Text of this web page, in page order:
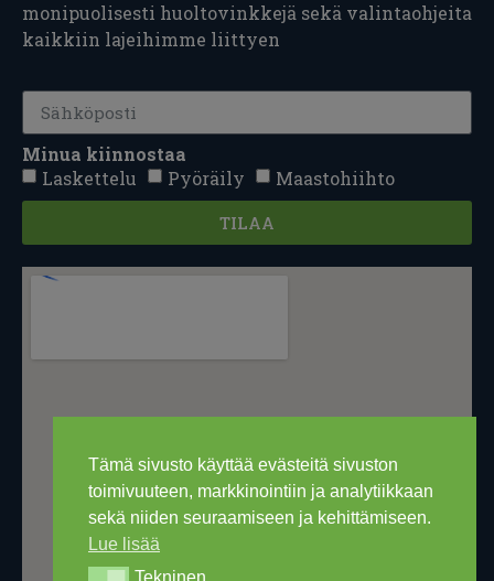
Tämä sivusto käyttää evästeitä sivuston
toimivuuteen, markkinointiin ja analytiikkaan
sekä niiden seuraamiseen ja kehittämiseen.
Lue lisää
Tekninen
monipuolisesti huoltovinkkejä sekä valintaohjeita
kaikkiin lajeihimme liittyen
Minua kiinnostaa
Laskettelu
Pyöräily Maastohiihto
TILAA